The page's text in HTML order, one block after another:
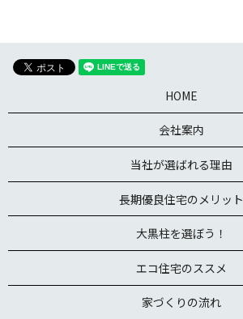
HOME
会社案内
当社が選ばれる理由
長期優良住宅のメリット
大黒柱を選ぼう！
エコ住宅のススメ
家づくりの流れ